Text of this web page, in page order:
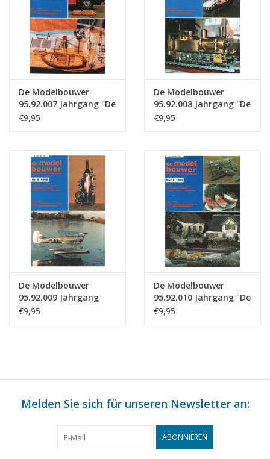
De Modelbouwer
95.92.007 Jahrgang "De
Modelbouwer"
€9,95
De Modelbouwer
95.92.008 Jahrgang "De
Modelbouwer"
€9,95
De Modelbouwer
95.92.009 Jahrgang
"Der Modellbauer"
€9,95
De Modelbouwer
95.92.010 Jahrgang "De
Modelbouwer"
€9,95
Melden Sie sich für unseren Newsletter an:
ABONNIEREN